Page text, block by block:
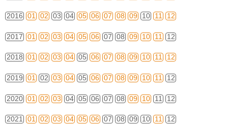
2016 01 02 03 04 05 06 07 08 09 10 11 12
2017 01 02 03 04 05 06 07 08 09 10 11 12
2018 01 02 03 04 05 06 07 08 09 10 11 12
2019 01 02 03 04 05 06 07 08 09 10 11 12
2020 01 02 03 04 05 06 07 08 09 10 11 12
2021 01 02 03 04 05 06 07 08 09 10 11 12